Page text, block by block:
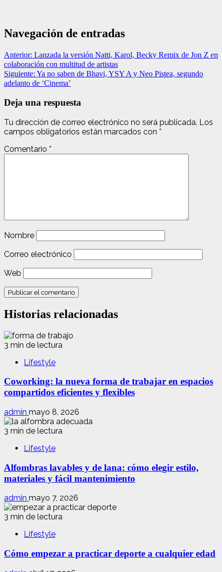
Navegación de entradas
Anterior: Lanzada la versión Natti, Karol, Becky Remix de Jon Z en
colaboración con multitud de artistas
Siguiente: Ya no saben de Bhavi, YSY A y Neo Pistea, segundo
adelanto de ‘Cinema’
Deja una respuesta
Tu dirección de correo electrónico no será publicada. Los
campos obligatorios están marcados con *
Comentario *
Nombre
Correo electrónico
Web
Historias relacionadas
3 min de lectura
Lifestyle
Coworking: la nueva forma de trabajar en espacios
compartidos eficientes y flexibles
admin mayo 8, 2026
3 min de lectura
Lifestyle
Alfombras lavables y de lana: cómo elegir estilo,
materiales y fácil mantenimiento
admin mayo 7, 2026
3 min de lectura
Lifestyle
Cómo empezar a practicar deporte a cualquier edad